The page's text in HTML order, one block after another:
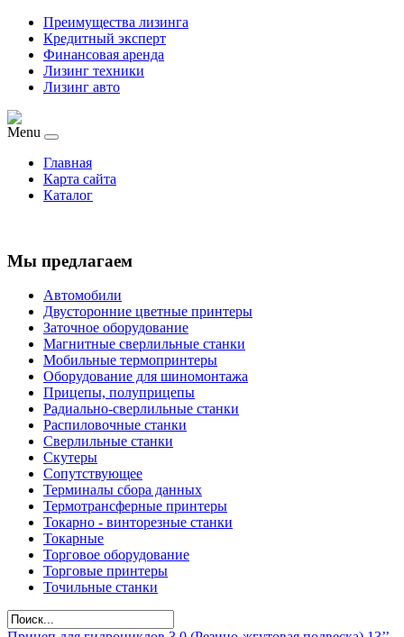
Преимущества лизинга
Кредитный эксперт
Финансовая аренда
Лизинг техники
Лизинг авто
Menu
Главная
Карта сайта
Каталог
Мы предлагаем
Автомобили
Двусторонние цветные принтеры
Заточное оборудование
Магнитные сверлильные станки
Мобильные термопринтеры
Оборудование для шиномонтажа
Прицепы, полуприцепы
Радиально-сверлильные станки
Распиловочные станки
Сверлильные станки
Скутеры
Сопутствующее
Терминалы сбора данных
Термотрансферные принтеры
Токарно - винторезные станки
Токарные
Торговое оборудование
Торговые принтеры
Точильные станки